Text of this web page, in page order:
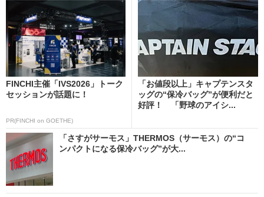
FINCHI主催「IVS2026」トーク
セッションが話題に！
PR(FINCHI on GOETHE)
「お値段以上」キャプテンスタ
ッグの“保冷バッグ”が便利だと
好評！ 「野球のアイシ...
「さすがサーモス」THERMOS（サーモス）の“コ
ンパクトになる保冷バッグ”が大...